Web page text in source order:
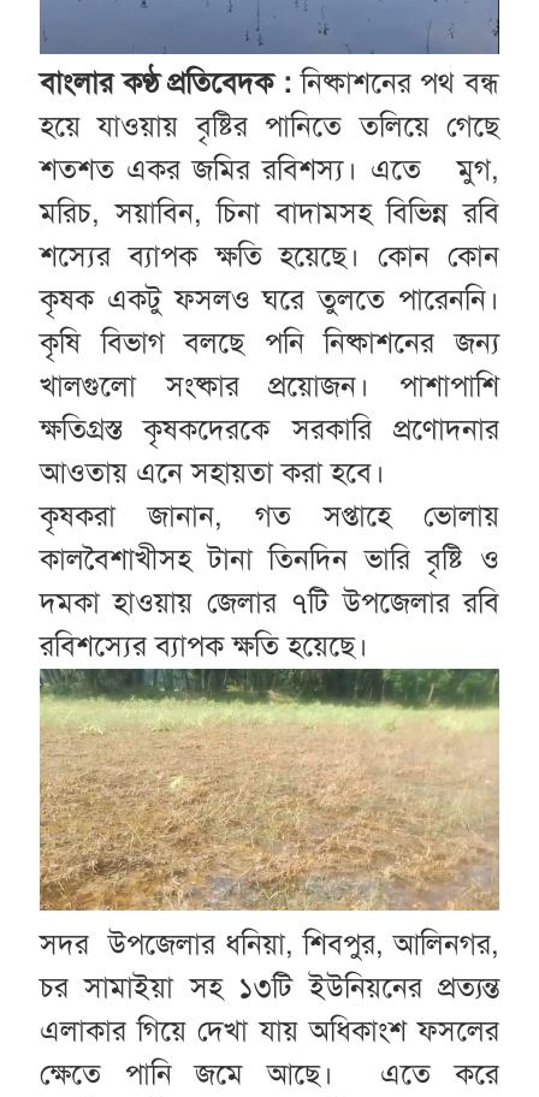
বাংলার কণ্ঠ প্রতিবেদক :নিষ্কাশনের পথ বন্ধ
হয়ে যাওয়ায় বৃষ্টির পানিতে তলিয়ে গেছে
শতশত একর জমির রবিশস্য। এতে মুগ,
মরিচ, সয়াবিন, চিনা বাদামসহ বিভিন্ন রবি
শস্যের ব্যাপক ক্ষতি হয়েছে। কোন কোন
কৃষক একটু ফসলও ঘরে তুলতে পারেননি।
কৃষি বিভাগ বলছে পনি নিষ্কাশনের জন্য
খালগুলো সংষ্কার প্রয়োজন। পাশাপাশি
ক্ষতিগ্রস্ত কৃষকদেরকে সরকারি প্রণোদনার
আওতায় এনে সহায়তা করা হবে।
কৃষকরা জানান, গত সপ্তাহে ভোলায়
কালবৈশাখীসহ টানা তিনদিন ভারি বৃষ্টি ও
দমকা হাওয়ায় জেলার ৭টি উপজেলার রবি
রবিশস্যের ব্যাপক ক্ষতি হয়েছে।
সদর উপজেলার ধনিয়া, শিবপুর, আলিনগর,
চর সামাইয়া সহ ১৩টি ইউনিয়নের প্রত্যন্ত
এলাকার গিয়ে দেখা যায় অধিকাংশ ফসলের
ক্ষেতে পানি জমে আছে। এতে করে